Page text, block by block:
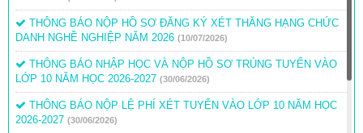
THÔNG BÁO NỘP HỒ SƠ ĐĂNG KÝ XÉT THĂNG HẠNG CHỨC
DANH NGHỀ NGHIỆP NĂM 2026 (10/07/2026)
THÔNG BÁO NHẬP HỌC VÀ NỘP HỒ SƠ TRÚNG TUYỂN VÀO
LỚP 10 NĂM HỌC 2026-2027 (30/06/2026)
THÔNG BÁO NỘP LỆ PHÍ XÉT TUYỂN VÀO LỚP 10 NĂM HỌC
2026-2027 (30/06/2026)